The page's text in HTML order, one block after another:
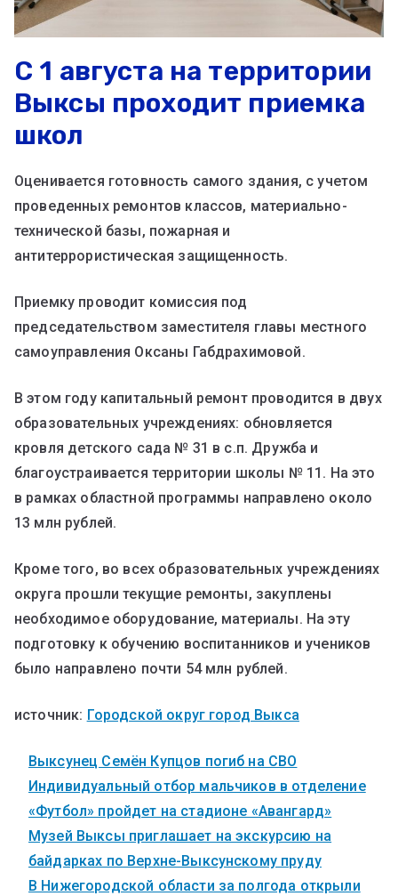
С 1 августа на территории
Выксы проходит приемка
школ
Оценивается готовность самого здания, с учетом
проведенных ремонтов классов, материально-
технической базы, пожарная и
антитеррористическая защищенность.
Приемку проводит комиссия под
председательством заместителя главы местного
самоуправления Оксаны Габдрахимовой.
В этом году капитальный ремонт проводится в двух
образовательных учреждениях: обновляется
кровля детского сада № 31 в с.п. Дружба и
благоустраивается территории школы № 11. На это
в рамках областной программы направлено около
13 млн рублей.
Кроме того, во всех образовательных учреждениях
округа прошли текущие ремонты, закуплены
необходимое оборудование, материалы. На эту
подготовку к обучению воспитанников и учеников
было направлено почти 54 млн рублей.
источник: Городской округ город Выкса
Выксунец Семён Купцов погиб на СВО
Индивидуальный отбор мальчиков в отделение
«Футбол» пройдет на стадионе «Авангард»
Музей Выксы приглашает на экскурсию на
байдарках по Верхне-Выксунскому пруду
В Нижегородской области за полгода открыли